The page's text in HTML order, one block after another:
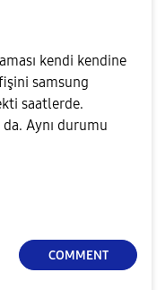
kendi kendine
samsung
saatlerde.
Aynı durumu
COMMENT